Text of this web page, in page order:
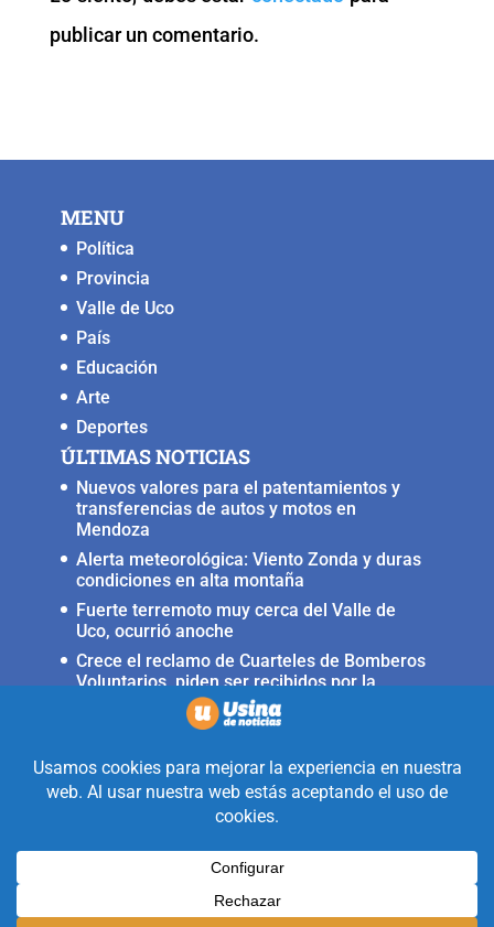
o
k
p k
er
publicar un comentario.
MENU
Política
Provincia
Valle de Uco
País
Educación
Arte
Deportes
ÚLTIMAS NOTICIAS
Nuevos valores para el patentamientos y
transferencias de autos y motos en
Mendoza
Alerta meteorológica: Viento Zonda y duras
condiciones en alta montaña
Fuerte terremoto muy cerca del Valle de
Uco, ocurrió anoche
Crece el reclamo de Cuarteles de Bomberos
Voluntarios, piden ser recibidos por la
Llega a San Carlos la Copa Internacional
Realizado con la mirada equidistante de
alguien a quién solo le interesa
informar que ocurre en Valle de Uco.